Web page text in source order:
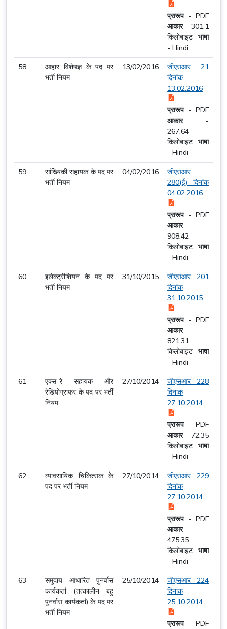
प्रारूप- PDF
आकार - 301.1
किलोबाइट भाषा
- Hindi
58
आहार विशेषज्ञ के पद पर
भर्ती नियम
13/02/2016
जीएसआर 21
दिनांक
13.02.2016
प्रारूप- PDF
आकार -
267.64
किलोबाइट भाषा
- Hindi
59
सांख्यिकी सहायक के पद पर
भर्ती नियम
04/02/2016
जीएसआर
280(ई) दिनांक
04.02.2016
प्रारूप- PDF
आकार -
908.42
किलोबाइट भाषा
- Hindi
60
इलेक्ट्रीशियन के पद पर
भर्ती नियम
31/10/2015
जीएसआर 201
दिनांक
31.10.2015
प्रारूप- PDF
आकार -
821.31
किलोबाइट भाषा
- Hindi
61
एक्स-रे सहायक और
रेडियोग्राफर के पद पर भर्ती
नियम
27/10/2014
जीएसआर 228
दिनांक
27.10.2014
प्रारूप- PDF
आकार - 72.35
किलोबाइट भाषा
- Hindi
62
व्यावसायिक चिकित्सक के
पद पर भर्ती नियम
27/10/2014
जीएसआर 229
दिनांक
27.10.2014
प्रारूप- PDF
आकार -
475.35
किलोबाइट भाषा
- Hindi
63
समुदाय आधारित पुनर्वास
कार्यकर्ता (तत्कालीन बहु
पुनर्वास कार्यकर्ता) के पद पर
भर्ती नियम
25/10/2014
जीएसआर 224
दिनांक
25.10.2014
प्रारूप- PDF